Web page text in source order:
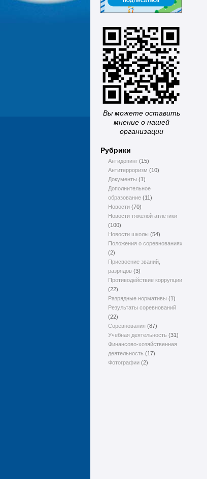
Вы можете оставить
мнение о нашей
организации
Рубрики
Антидопинг(15)
Антитерроризм (10)
Документы (1)
Дополнительное
образование(11)
Новости(70)
Новости тяжелой атлетики
(100)
Новости школы (54)
Положения о соревнованиях
(2)
Присвоение званий,
разрядов(3)
Противодействие коррупции
(22)
Разрядные нормативы (1)
Результаты соревнований
(22)
Соревнования (87)
Учебная деятельность (31)
Финансово-хозяйственная
деятельность (17)
Фотографии(2)